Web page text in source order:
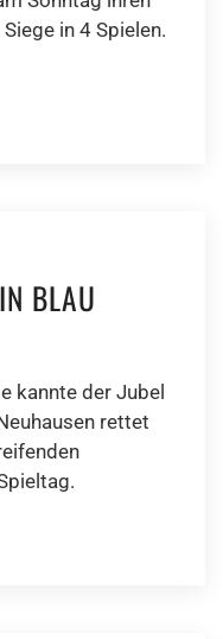
in 4 Spielen.
BLAU
kannte der Jubel
rettet